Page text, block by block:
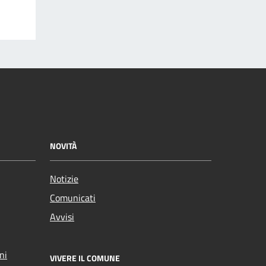
NOVITÀ
Notizie
Comunicati
Avvisi
VIVERE IL COMUNE